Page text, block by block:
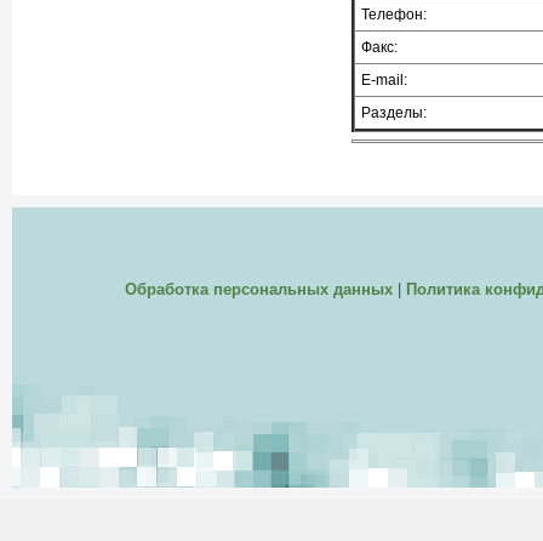
Телефон:
Факс:
E-mail:
Разделы:
Обработка персональных данных| Политика